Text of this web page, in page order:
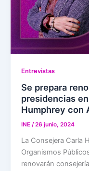
Entrevistas
Se prepara
presidencias
Humphrey con
INE/26 junio, 2024
La Consejera Carla
Organismos
renovarán